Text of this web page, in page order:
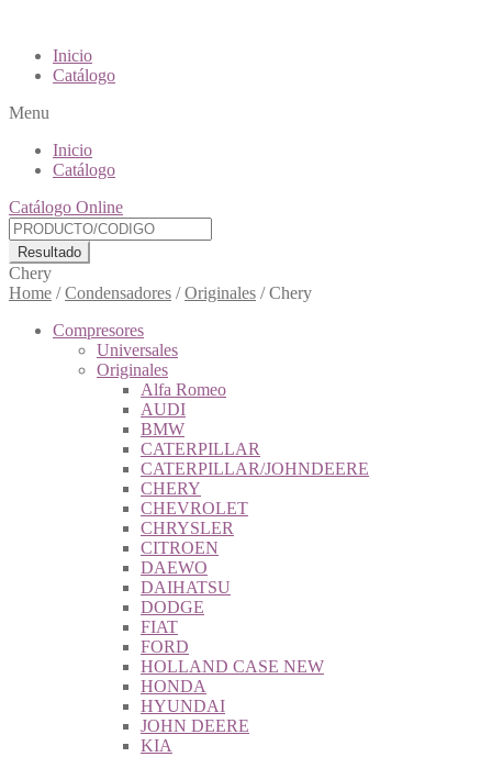
Inicio
Catálogo
Menu
Inicio
Catálogo
Catálogo Online
Resultado
Chery
Home /Condensadores /Originales /Chery
Compresores
Universales
Originales
Alfa Romeo
AUDI
BMW
CATERPILLAR
CATERPILLAR/JOHNDEERE
CHERY
CHEVROLET
CHRYSLER
CITROEN
DAEWO
DAIHATSU
DODGE
FIAT
FORD
HOLLAND CASE NEW
HONDA
HYUNDAI
JOHN DEERE
KIA